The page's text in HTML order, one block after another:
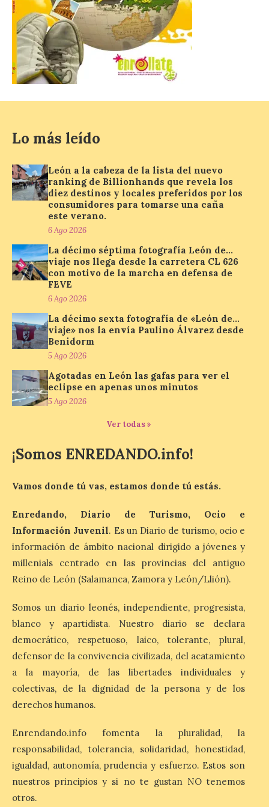
La Junta promueve la
contratación temporal de
jóvenes desempleados
para la realización de
obras y servicios de
interés general y social
con más de 8,7 millones de
6 Ago 2026
La Consejería de
Industria, Universidades,
Empleo y Comercio
destina 8,75 millones de
euros al programa JOVEL
2026, cofinanciado por el Fondo Social
Europeo Plus (FSE+), para favorecer la
desempleados inscritos en el Sistema
Nacional de […]
tienes 6 rincones únicos
para ver el Eclipse de Sol
6 Ago 2026
Miradores naturales,
pueblos con alma y
convierten la Comarca de
este fenómeno astronómico único. Un
eclipse total de sol será visible en la
León a la cabeza de la lista
del nuevo ranking de
Billionhands que revela
los diez destinos y locales
preferidos por los
consumidores para
verano.
6 Ago 2026
El nuevo ranking de
Billionhands revela los
preferidos por los
consumidores para
ocupa el noveno lugar. Los españoles
priorizan las […]
El Ayuntamiento de La
Bañeza presenta el
Lo más leído
León a la cabeza de la lista del nuevo
ranking de Billionhands que revela los
diez destinos y locales preferidos por los
consumidores para tomarse una caña
este verano.
6 Ago 2026
La décimo séptima fotografía León de…
viaje nos llega desde la carretera CL 626
con motivo de la marcha en defensa de
FEVE
6 Ago 2026
La décimo sexta fotografía de «León de…
viaje» nos la envía Paulino Álvarez desde
Benidorm
5 Ago 2026
Agotadas en León las gafas para ver el
eclipse en apenas unos minutos
5 Ago 2026
Ver todas »
¡Somos ENREDANDO.info!
Vamos donde tú vas, estamos donde tú estás.
Enredando, Diario de Turismo, Ocio e
Información Juvenil. Es un Diario de turismo, ocio e
información de ámbito nacional dirigido a jóvenes y
millenials centrado en las provincias del antiguo
Reino de León (Salamanca, Zamora y León/Llión).
Somos un diario leonés, independiente, progresista,
blanco y apartidista. Nuestro diario se declara
democrático, respetuoso, laico, tolerante, plural,
defensor de la convivencia civilizada, del acatamiento
a la mayoría, de las libertades individuales y
colectivas, de la dignidad de la persona y de los
derechos humanos.
Enrendando.info fomenta la pluralidad, la
responsabilidad, tolerancia, solidaridad, honestidad,
igualdad, autonomía, prudencia y esfuerzo. Estos son
nuestros principios y si no te gustan NO tenemos
otros.